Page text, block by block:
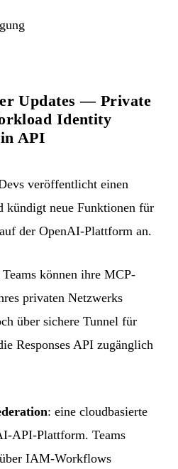
Updates — Private
Identity
API
veröffentlicht einen
kündigt neue Funktionen für
der OpenAI-Plattform an.
Teams können ihre MCP-
privaten Netzwerks
über sichere Tunnel für
Responses API zugänglich
: eine cloudbasierte
API-Plattform. Teams
IAM-Workflows